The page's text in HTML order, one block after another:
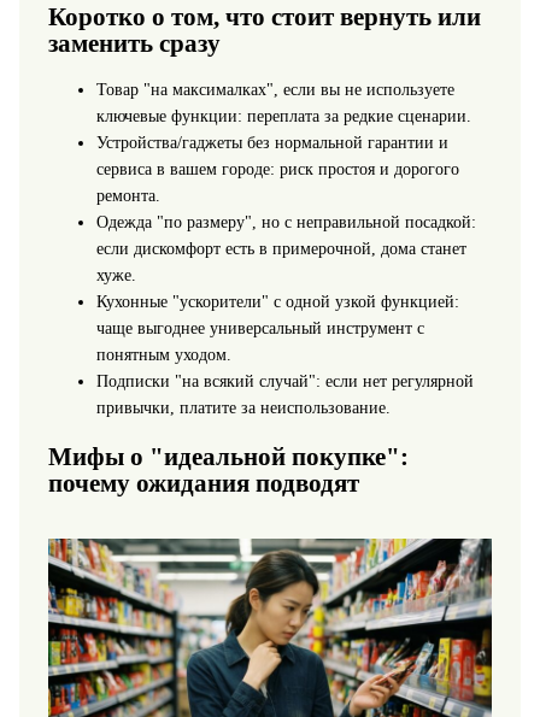
Коротко о том, что стоит вернуть или
заменить сразу
Товар "на максималках", если вы не используете
ключевые функции: переплата за редкие сценарии.
Устройства/гаджеты без нормальной гарантии и
сервиса в вашем городе: риск простоя и дорогого
ремонта.
Одежда "по размеру", но с неправильной посадкой:
если дискомфорт есть в примерочной, дома станет
хуже.
Кухонные "ускорители" с одной узкой функцией:
чаще выгоднее универсальный инструмент с
понятным уходом.
Подписки "на всякий случай": если нет регулярной
привычки, платите за неиспользование.
Мифы о "идеальной покупке":
почему ожидания подводят